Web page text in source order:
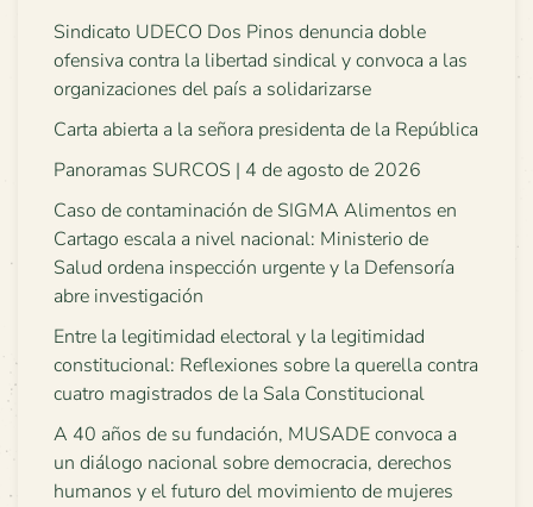
Sindicato UDECO Dos Pinos denuncia doble
ofensiva contra la libertad sindical y convoca a las
organizaciones del país a solidarizarse
Carta abierta a la señora presidenta de la República
Panoramas SURCOS | 4 de agosto de 2026
Caso de contaminación de SIGMA Alimentos en
Cartago escala a nivel nacional: Ministerio de
Salud ordena inspección urgente y la Defensoría
abre investigación
Entre la legitimidad electoral y la legitimidad
constitucional: Reflexiones sobre la querella contra
cuatro magistrados de la Sala Constitucional
A 40 años de su fundación, MUSADE convoca a
un diálogo nacional sobre democracia, derechos
humanos y el futuro del movimiento de mujeres